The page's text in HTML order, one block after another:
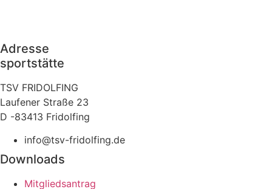
Adresse
sportstätte
TSV FRIDOLFING
Laufener Straße 23
D -83413 Fridolfing
info@tsv-fridolfing.de
Downloads
Mitgliedsantrag